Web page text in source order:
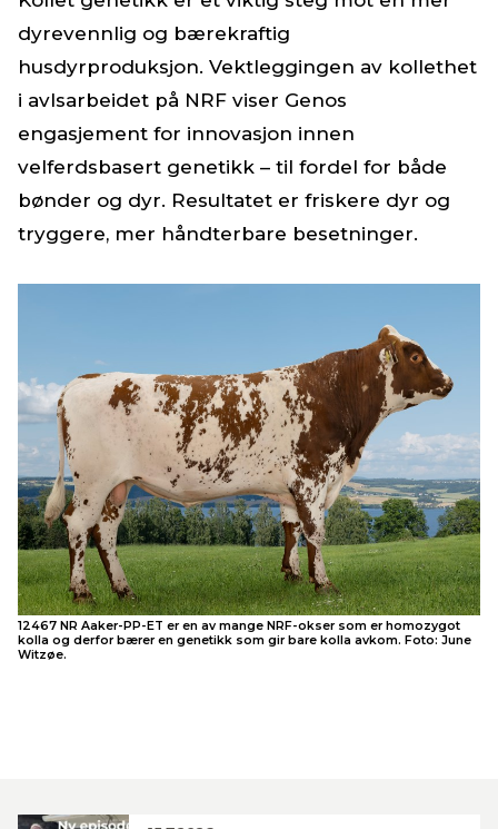
dyrevennlig og bærekraftig
husdyrproduksjon. Vektleggingen av kollethet
i avlsarbeidet på NRF viser Genos
engasjement for innovasjon innen
velferdsbasert genetikk – til fordel for både
bønder og dyr. Resultatet er friskere dyr og
tryggere, mer håndterbare besetninger.
12467 NR Aaker-PP-ET er en av mange NRF-okser som er homozygot
kolla og derfor bærer en genetikk som gir bare kolla avkom. Foto: June
Witzøe.